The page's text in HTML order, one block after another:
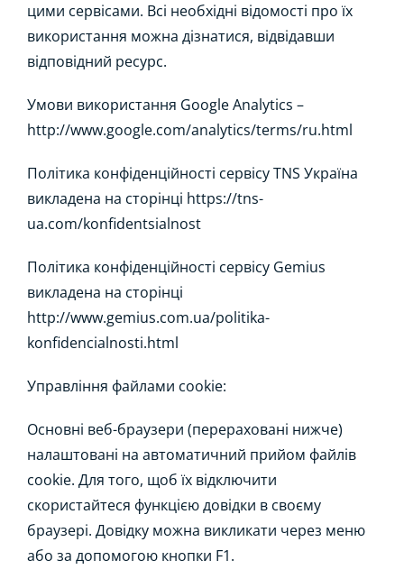
цими сервісами. Всі необхідні відомості про їх
використання можна дізнатися, відвідавши
відповідний ресурс.
Умови використання Google Analytics –
http://www.google.com/analytics/terms/ru.html
Політика конфіденційності сервісу TNS Україна
викладена на сторінці https://tns-
ua.com/konfidentsialnost
Політика конфіденційності сервісу Gemius
викладена на сторінці
http://www.gemius.com.ua/politika-
konfidencialnosti.html
Управління файлами cookie:
Основні веб-браузери (перераховані нижче)
налаштовані на автоматичний прийом файлів
cookie. Для того, щоб їх відключити
скористайтеся функцією довідки в своєму
браузері. Довідку можна викликати через меню
або за допомогою кнопки F1.